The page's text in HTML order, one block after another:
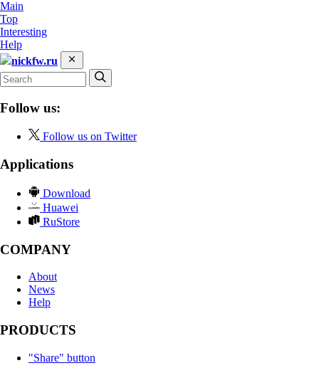
Main
Top
Interesting
Help
nickfw.ru
Follow us:
Follow us on Twitter
Applications
Download
Huawei
RuStore
COMPANY
About
News
Help
PRODUCTS
"Share" button